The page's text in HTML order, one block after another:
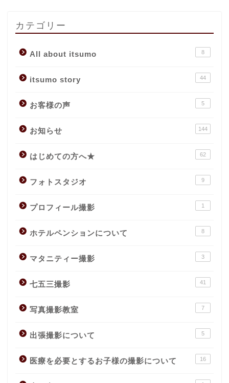
カテゴリー
All about itsumo 8
itsumo story 44
お客様の声 5
お知らせ 144
はじめての方へ★ 62
フォトスタジオ 9
プロフィール撮影 1
ホテルペンションについて 8
マタニティー撮影 3
七五三撮影 41
写真撮影教室 7
出張撮影について 5
医療を必要とするお子様の撮影について 16